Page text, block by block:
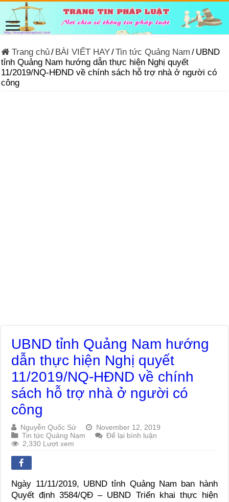
Trang chủ/ BÀI VIẾT HAY/Tin tức Quảng Nam / UBND
tỉnh Quảng Nam hướng dẫn thực hiện Nghị quyết
11/2019/NQ-HĐND về chính sách hỗ trợ nhà ở người có
công
UBND tỉnh Quảng Nam hướng
dẫn thực hiện Nghị quyết
11/2019/NQ-HĐND về chính
sách hỗ trợ nhà ở người có
công
Nguyễn Quốc Sử
November 12, 2019
Tin tức Quảng Nam
Để lại bình luận
2,330 Lượt xem
Ngày 11/11/2019, UBND tỉnh Quảng Nam ban hành
Quyết định 3584/QĐ – UBND Triển khai thực hiện